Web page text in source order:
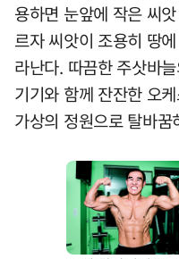
용하면 눈앞에 작은 씨
르자 씨앗이 조용히 땅
라난다. 따끔한 주삿바
기기와 함께 잔잔한 오
가상의 정원으로 탈바꿈